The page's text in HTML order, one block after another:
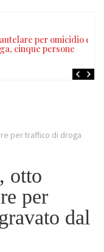
per omicidio e
cinque persone
per traffico di droga
otto
per
dal